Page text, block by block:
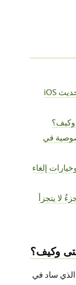
أبل تمهد لإعلانات خرائطها بتحديث iOS
وكيف؟
في
إلغاء
لا يتجزأ
وكيف؟
الذي ساد في